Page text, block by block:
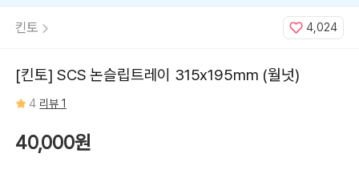
킨토 4,024
[킨토] SCS 논슬립트레이 315x195mm (월넛)
4 리뷰 1
40,000원